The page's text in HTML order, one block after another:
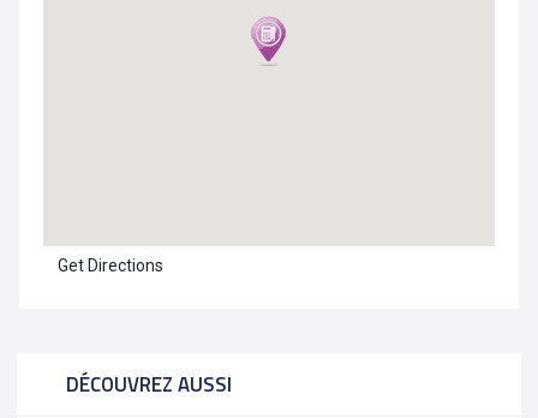
Get Directions
DÉCOUVREZ AUSSI